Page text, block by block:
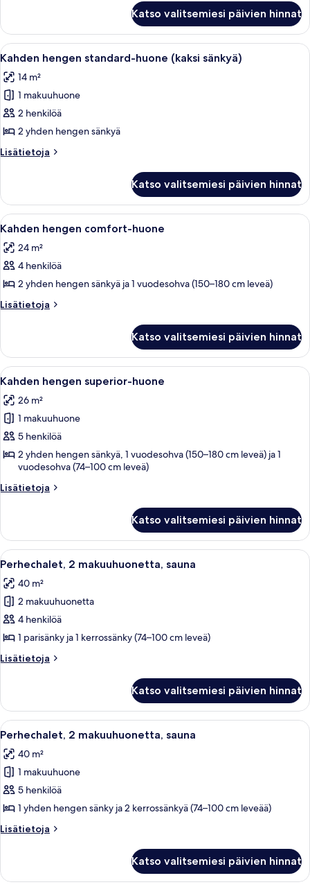
standard-
huone
Katso valitsemiesi päivien hinnat
Avaa
kaikki
huonetyypin
Kahden
hengen
standard-
huone
(kaksi
kuvat
Hotellihuone, jossa on suuri sänky,
1
Kahden hengen standard-huone (kaksi sänkyä)
14 m²
1 makuuhuone
2 henkilöä
2 yhden hengen sänkyä
Lisätietoja
Lisätietoja
standard-
huone
(kaksi
Katso valitsemiesi päivien hinnat
Avaa
kaikki
huonetyypin
Kahden
hengen
comfort-
Hotellihuone, jossa on suuri sänky,
1
Kahden hengen comfort-huone
24 m²
4 henkilöä
2 yhden hengen sänkyä ja 1 vuodesohva (150–180 cm leveä)
Lisätietoja
Lisätietoja
comfort-
huone
Katso valitsemiesi päivien hinnat
Avaa
kaikki
huonetyypin
Kahden
hengen
superior-
huone
kuvat
Hotellihuone, jossa on sänky, kaksi
1
Kahden hengen superior-huone
26 m²
1 makuuhuone
5 henkilöä
2 yhden hengen sänkyä, 1 vuodesohva (150–180 cm leveä) ja 1
vuodesohva (74–100 cm leveä)
Lisätietoja
Lisätietoja
superior-
huone
Katso valitsemiesi päivien hinnat
Avaa
kaikki
huonetyypin
Perhechalet,
2
makuuhuonetta,
sauna
kuvat
Moderni keittiö, jossa on
3
Perhechalet, 2 makuuhuonetta, sauna
40 m²
2 makuuhuonetta
4 henkilöä
1 parisänky ja 1 kerrossänky (74–100 cm leveä)
Lisätietoja
Lisätietoja
makuuhuonetta,
sauna
Katso valitsemiesi päivien hinnat
Avaa
kaikki
huonetyypin
Perhechalet,
2
makuuhuonetta,
sauna
kuvat
Pieni, puinen huone, jossa on
4
Perhechalet, 2 makuuhuonetta, sauna
40 m²
1 makuuhuone
5 henkilöä
1 yhden hengen sänky ja 2 kerrossänkyä (74–100 cm leveää)
Lisätietoja
Lisätietoja
makuuhuonetta,
Katso valitsemiesi päivien hinnat